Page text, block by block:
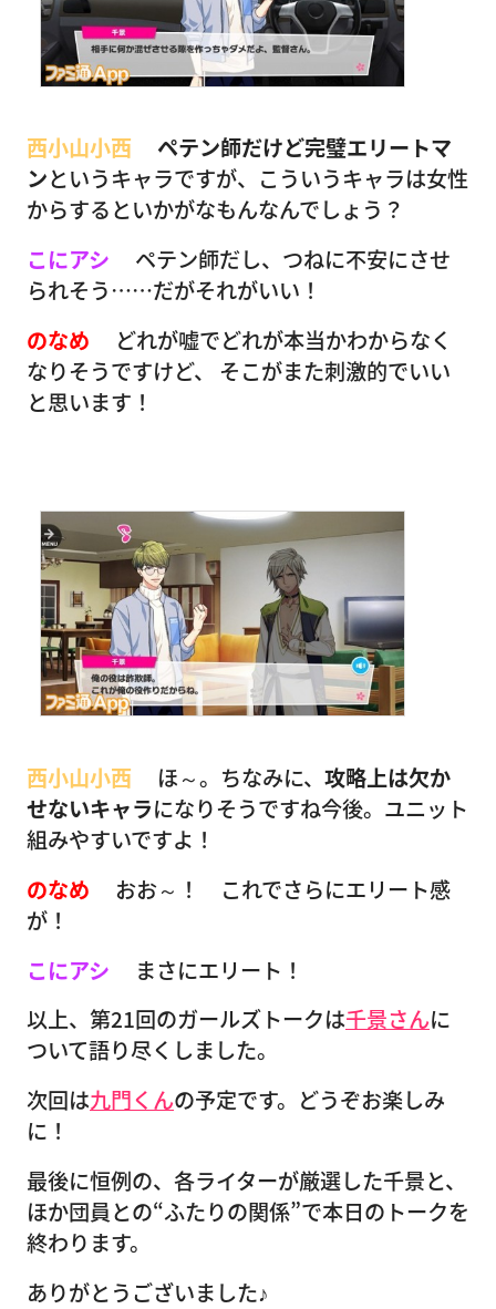
西小山小西
ペテン師だけど完璧エリートマ
ンというキャラですが、こういうキャラは女性
からするといかがなもんなんでしょう？
こにアシ
ペテン師だし、つねに不安にさせ
られそう……だがそれがいい！
のなめ
どれが嘘でどれが本当かわからなく
なりそうですけど、 そこがまた刺激的でいい
と思います！
西小山小西 ほ～。ちなみに、 攻略上は欠か
せないキャラになりそうですね今後。ユニット
組みやすいですよ！
のなめ
おお～！ これでさらにエリート感
が！
こにアシ
まさにエリート！
以上、第21回のガールズトークは千景さんに
ついて語り尽くしました。
次回は九門くんの予定です。どうぞお楽しみ
に！
最後に恒例の、各ライターが厳選した千景と、
ほか団員との“ふたりの関係”で本日のトークを
終わります。
ありがとうございました♪